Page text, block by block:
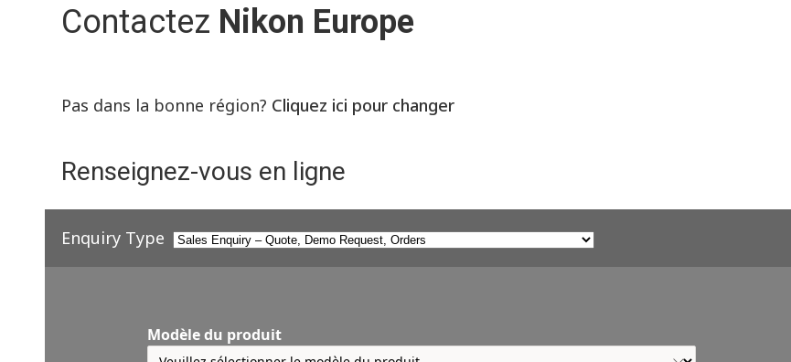
Contactez Nikon Europe
Pas dans la bonne région? Cliquez ici pour changer
Renseignez-vous en ligne
Enquiry Type
Modèle du produit